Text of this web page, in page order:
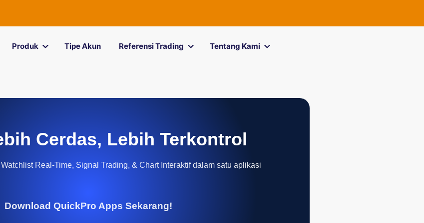
Produk Tipe Akun Referensi Trading Tentang Kami
Cerdas, Lebih Terkontrol
Real-Time, Signal Trading, & Chart Interaktif dalam satu aplikasi
Download QuickPro Apps Sekarang!